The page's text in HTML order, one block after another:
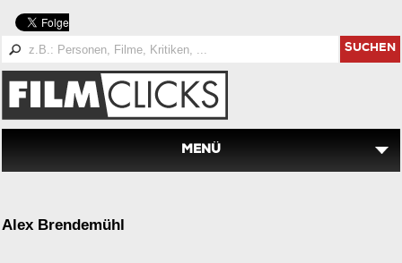
SUCHEN
MENÜ
Alex Brendemühl